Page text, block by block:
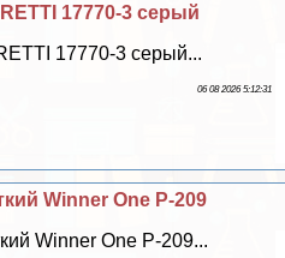
17770-3 серый
17770-3 серый...
06 08 2026 5:12:31
Winner One P-209
Winner One P-209...